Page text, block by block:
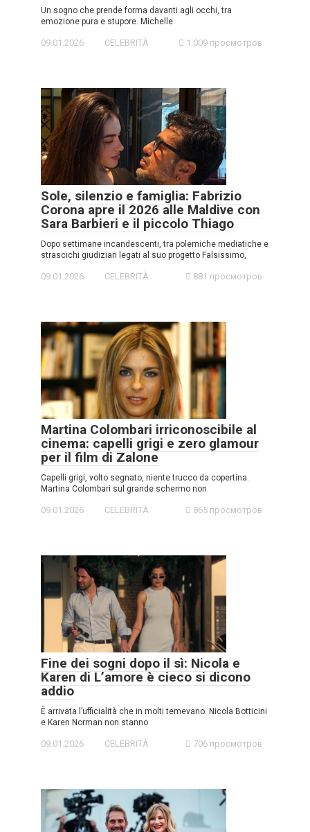
Un sogno che prende forma davanti agli occhi, tra
emozione pura e stupore. Michelle
09.01.2026 CELEBRITÀ 1.009 просмотров
Sole, silenzio e famiglia: Fabrizio
Corona apre il 2026 alle Maldive con
Sara Barbieri e il piccolo Thiago
Dopo settimane incandescenti, tra polemiche mediatiche e
strascichi giudiziari legati al suo progetto Falsissimo,
09.01.2026 CELEBRITÀ 881 просмотров
Martina Colombari irriconoscibile al
cinema: capelli grigi e zero glamour
per il film di Zalone
Capelli grigi, volto segnato, niente trucco da copertina.
Martina Colombari sul grande schermo non
09.01.2026 CELEBRITÀ 865 просмотров
Fine dei sogni dopo il sì: Nicola e
Karen di L’amore è cieco si dicono
addio
È arrivata l’ufficialità che in molti temevano. Nicola Botticini
e Karen Norman non stanno
09.01.2026 CELEBRITÀ 706 просмотров